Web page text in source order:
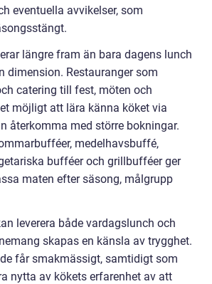
eventuella avvikelser, som
längre fram än bara dagens lunch
dimension. Restauranger som
catering till fest, möten och
möjligt att lära känna köket via
återkomma med större bokningar.
medelhavsbuffé,
bufféer och grillbufféer ger
maten efter säsong, målgrupp
leverera både vardagslunch och
skapas en känsla av trygghet.
får smakmässigt, samtidigt som
nytta av kökets erfarenhet av att